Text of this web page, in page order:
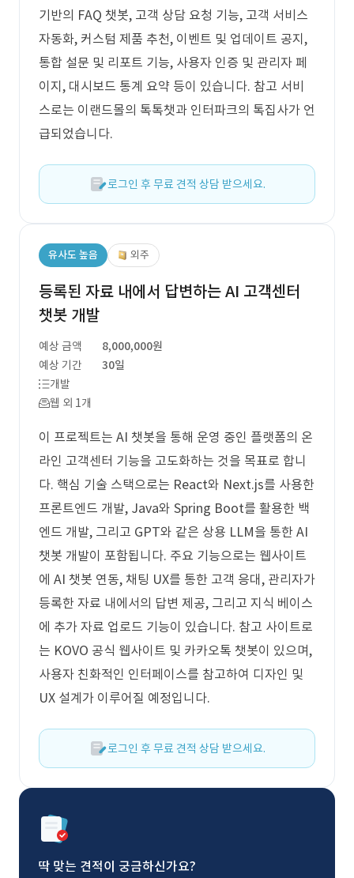
기반의 FAQ 챗봇, 고객 상담 요청 기능, 고객 서비스
자동화, 커스텀 제품 추천, 이벤트 및 업데이트 공지,
통합 설문 및 리포트 기능, 사용자 인증 및 관리자 페
이지, 대시보드 통계 요약 등이 있습니다. 참고 서비
스로는 이랜드몰의 톡톡챗과 인터파크의 톡집사가 언
급되었습니다.
로그인 후 무료 견적 상담 받으세요.
유사도 높음 외주
등록된 자료 내에서 답변하는 AI 고객센터
챗봇 개발
예상 금액
8,000,000원
예상 기간
30일
개발
웹 외 1개
이 프로젝트는 AI 챗봇을 통해 운영 중인 플랫폼의 온
라인 고객센터 기능을 고도화하는 것을 목표로 합니
다. 핵심 기술 스택으로는 React와 Next.js를 사용한
프론트엔드 개발, Java와 Spring Boot를 활용한 백
엔드 개발, 그리고 GPT와 같은 상용 LLM을 통한 AI
챗봇 개발이 포함됩니다. 주요 기능으로는 웹사이트
에 AI 챗봇 연동, 채팅 UX를 통한 고객 응대, 관리자가
등록한 자료 내에서의 답변 제공, 그리고 지식 베이스
에 추가 자료 업로드 기능이 있습니다. 참고 사이트로
는 KOVO 공식 웹사이트 및 카카오톡 챗봇이 있으며,
사용자 친화적인 인터페이스를 참고하여 디자인 및
UX 설계가 이루어질 예정입니다.
로그인 후 무료 견적 상담 받으세요.
딱 맞는 견적이 궁금하신가요?